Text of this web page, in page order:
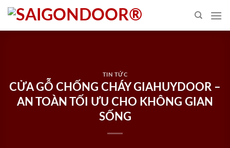
Skip
content
TIN TỨC
CỬA GỖ CHỐNG CHÁY GIAHUYDOOR –
AN TOÀN TỐI ƯU CHO KHÔNG GIAN
SỐNG